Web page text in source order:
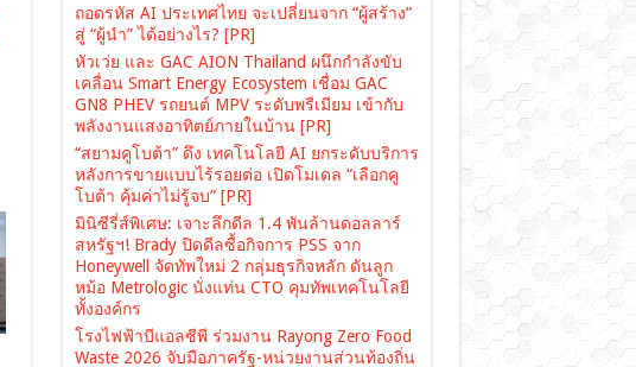
ถอดรหัส AI ประเทศไทย จะเปลี่ยนจาก “ผู้สร้าง”
สู่ “ผู้นำ” ได้อย่างไร? [PR]
หัวเว่ย และ GAC AION Thailand ผนึกกำลังขับ
เคลื่อน Smart Energy Ecosystem เชื่อม GAC
GN8 PHEV รถยนต์ MPV ระดับพรีเมียม เข้ากับ
พลังงานแสงอาทิตย์ภายในบ้าน [PR]
“สยามคูโบต้า” ดึง เทคโนโลยี AI ยกระดับบริการ
หลังการขายแบบไร้รอยต่อ เปิดโมเดล “เลือกคู
โบต้า คุ้มค่าไม่รู้จบ” [PR]
มินิซีรี่ส์พิเศษ: เจาะลึกดีล 1.4 พันล้านดอลลาร์
สหรัฐฯ! Brady ปิดดีลซื้อกิจการ PSS จาก
Honeywell จัดทัพใหม่ 2 กลุ่มธุรกิจหลัก ดันลูก
หม้อ Metrologic นั่งแท่น CTO คุมทัพเทคโนโลยี
ทั้งองค์กร
โรงไฟฟ้าบีแอลซีพี ร่วมงาน Rayong Zero Food
Waste 2026 จับมือภาครัฐ-หน่วยงานส่วนท้องถิ่น